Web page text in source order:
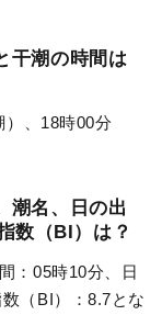
干潮の時間は
）、18時00分
潮名、日の出
数（BI）は？
：05時10分、日
（BI）：8.7とな